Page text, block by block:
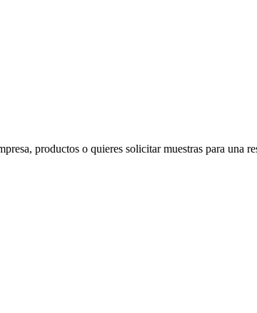
productos o quieres solicitar muestras para una